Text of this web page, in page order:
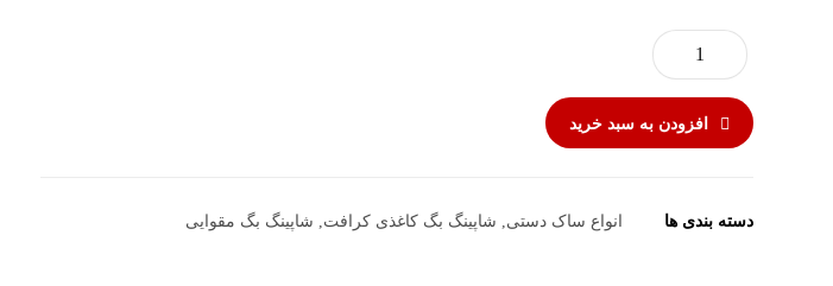
افزودن به سبد خرید
دسته بندی ها انواع ساک دستی شاپینگ بگ کاغذی کرافت شاپینگ بگ مقوایی